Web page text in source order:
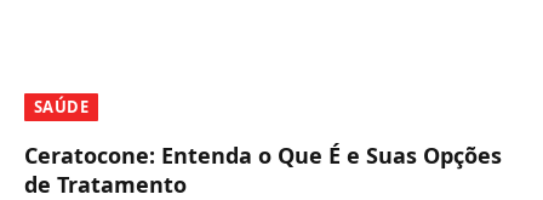
SAÚDE
Ceratocone: Entenda o Que É e Suas Opções
de Tratamento